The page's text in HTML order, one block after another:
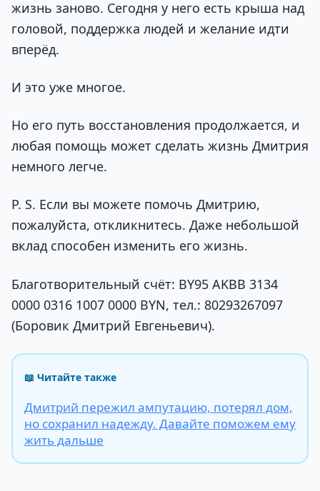
жизнь заново. Сегодня у него есть крыша над
головой, поддержка людей и желание идти
вперёд.
И это уже многое.
Но его путь восстановления продолжается, и
любая помощь может сделать жизнь Дмитрия
немного легче.
P. S. Если вы можете помочь Дмитрию,
пожалуйста, откликнитесь. Даже небольшой
вклад способен изменить его жизнь.
Благотворительный счёт: BY95 AKBB 3134
0000 0316 1007 0000 BYN, тел.: 80293267097
(Боровик Дмитрий Евгеньевич).
📖 Читайте также
Дмитрий пережил ампутацию, потерял дом,
но сохранил надежду. Давайте поможем ему
жить дальше